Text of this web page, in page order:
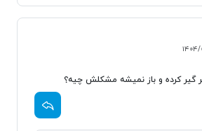
۲۷
گیر کرده و باز نمیشه مشکلش چیه؟